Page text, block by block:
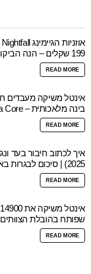
199 שקלים – הנה הביקורת המלאה
READ MORE
אינטל משיקה מעבדים
בינה מלאכותית – Intel Ultra Core ו- Intel Xeon מהדור ה-5
READ MORE
2025) | סיכום לבגרות באנגלית
READ MORE
שפותח בהובלת
READ MORE